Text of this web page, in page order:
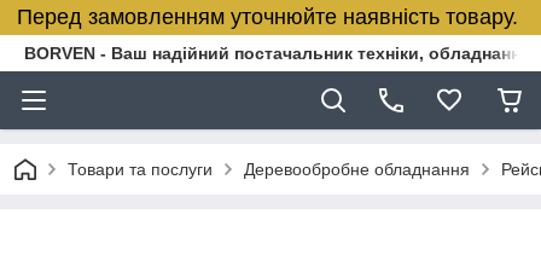
Перед замовленням уточнюйте наявність товару.
BORVEN - Ваш надійний постачальник техніки, обладнання
Товари та послуги Деревообробне обладнання